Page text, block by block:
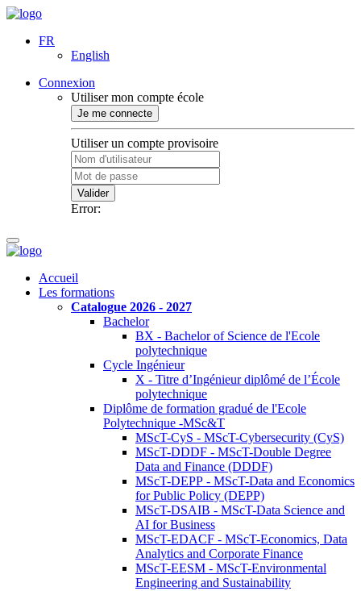
FR
English
Connexion
Utiliser mon compte école
Je me connecte
Utiliser un compte provisoire
Valider
Error:
Accueil
Les formations
Catalogue 2026 - 2027
Bachelor
BX - Bachelor of Science de l'Ecole
polytechnique
Cycle Ingénieur
X - Titre d’Ingénieur diplômé de l’École
polytechnique
Diplôme de formation gradué de l'Ecole
Polytechnique -MSc&T
MScT-CyS - MScT-Cybersecurity (CyS)
MScT-DDDF - MScT-Double Degree
Data and Finance (DDDF)
MScT-DEPP - MScT-Data and Economics
for Public Policy (DEPP)
MScT-DSAIB - MScT-Data Science and
AI for Business
MScT-EDACF - MScT-Economics, Data
Analytics and Corporate Finance
MScT-EESM - MScT-Environmental
Engineering and Sustainability